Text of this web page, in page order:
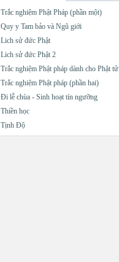
Trắc nghiệm Phật Pháp (phần một)
Quy y Tam bảo và Ngũ giới
Lich sử đức Phật
Lich sử đức Phật 2
Trắc nghiệm Phật pháp dành cho Phật tử
Trắc nghiệm Phật pháp (phần hai)
Đi lễ chùa - Sinh hoạt tín ngưỡng
Thiền học
Tịnh Độ